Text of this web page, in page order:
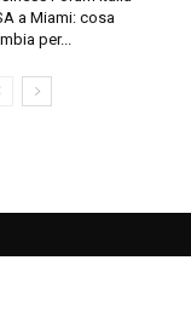
a Miami: cosa
per...